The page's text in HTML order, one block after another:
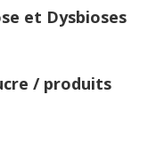
et Dysbioses
/ produits